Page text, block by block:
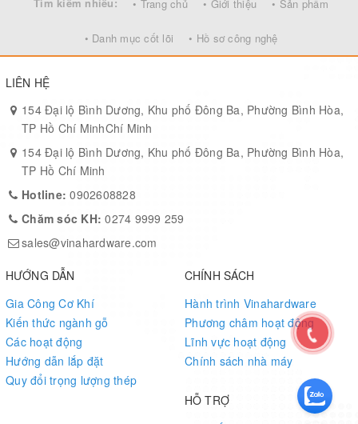
• Trang chủ • Giới thiệu • Sản phẩm
• Danh mục cốt lõi • Hồ sơ công nghệ
LIÊN HỆ
154 Đại lộ Bình Dương, Khu phố Đông Ba, Phường Bình Hòa,
TP Hồ Chí MinhChí Minh
154 Đại lộ Bình Dương, Khu phố Đông Ba, Phường Bình Hòa,
TP Hồ Chí Minh
Hotline:0902608828
Chăm sóc KH:0274 9999 259
sales@vinahardware.com
HƯỚNG DẪN
Gia Công Cơ Khí
Kiến thức ngành gỗ
Các hoạt động
Hướng dẫn lắp đặt
Quy đổi trọng lượng thép
CHÍNH SÁCH
Hành trình Vinahardware
Phương châm hoạt động
Lĩnh vực hoạt động
Chính sách nhà máy
HỖ TRỢ